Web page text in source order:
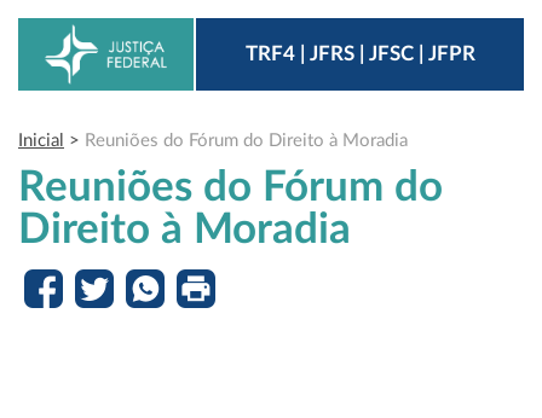
TRF4 | JFRS | JFSC | JFPR
Inicial > Reuniões do Fórum do Direito à Moradia
Reuniões do Fórum do
Direito à Moradia